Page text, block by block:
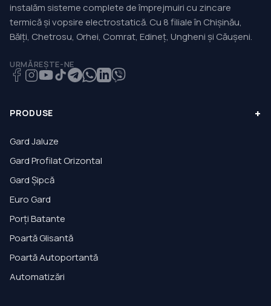
instalăm sisteme complete de împrejmuiri cu zincare
termică și vopsire electrostatică. Cu 8 filiale în Chișinău,
Bălți, Chetrosu, Orhei, Comrat, Edineț, Ungheni și Căușeni.
URMĂREȘTE-NE
PRODUSE +
Gard Jaluze
Gard Profilat Orizontal
Gard Șipcă
Euro Gard
Porți Batante
Poartă Glisantă
Poartă Autoportantă
Automatizări